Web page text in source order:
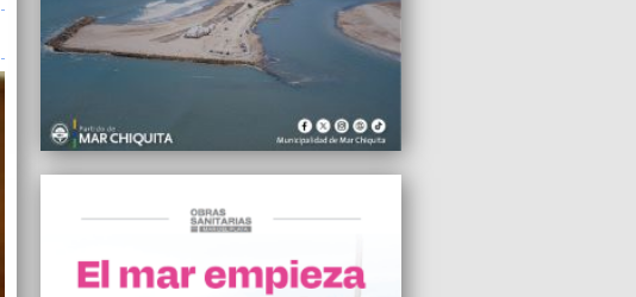
09/06/2023 19:09
“El país va a una catástrofe, todos tienen la
agenda del FMI, necesitamos una izquierda
09/06/2023 18:55
Se aprobó la ordenanza impulsada por el
Ejecutivo que lleva alivio al sector avícola
Sergio Massa negó rumores de renuncia